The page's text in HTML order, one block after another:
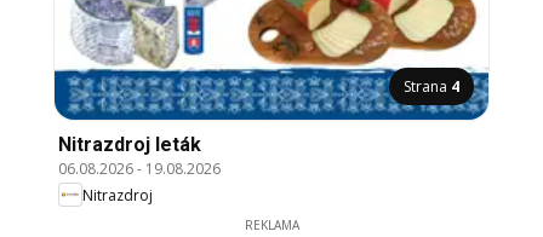
Strana 4
Nitrazdroj leták
06.08.2026- 19.08.2026
Nitrazdroj
REKLAMA